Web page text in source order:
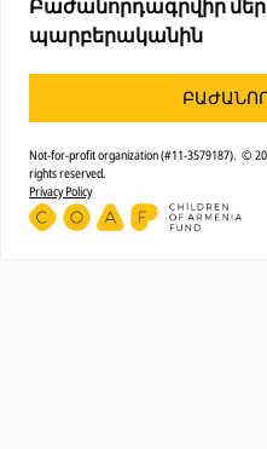
Բաժանորդագրվիր մեր
պարբերականին
Not-for-profit organization (#11-3579187). ©
rights reserved.
Privacy Policy